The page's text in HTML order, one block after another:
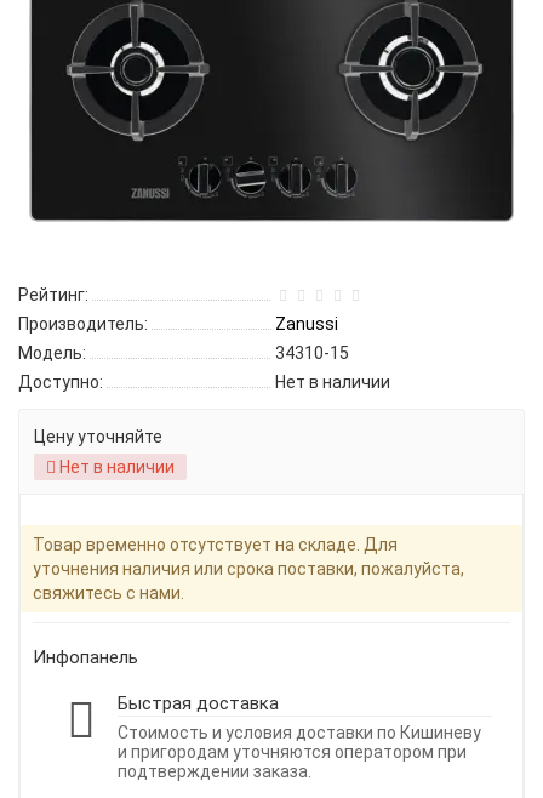
Рейтинг:
Производитель:
Zanussi
Модель:
34310-15
Доступно:
Нет в наличии
Цену уточняйте
Нет в наличии
Товар временно отсутствует на складе. Для
уточнения наличия или срока поставки, пожалуйста,
свяжитесь с нами.
Инфопанель
Быстрая доставка
Стоимость и условия доставки по Кишиневу
и пригородам уточняются оператором при
подтверждении заказа.